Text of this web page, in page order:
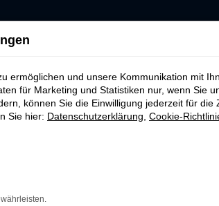
ermöglichen und unsere Kommunikation mit
für Marketing und Statistiken nur, wenn Sie
können Sie die Einwilligung jederzeit für die
Sie hier: Datenschutzerklärung Cookie-